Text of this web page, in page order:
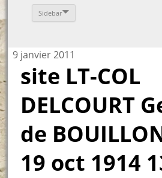
Sidebar
9 janvier 2011
site LT-COL
DELCOURT
de
19 oct 1914